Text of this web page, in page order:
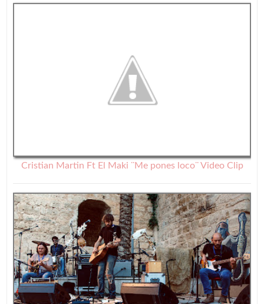
Cristian Martin Ft El Maki ¨Me pones loco¨ Video Clip